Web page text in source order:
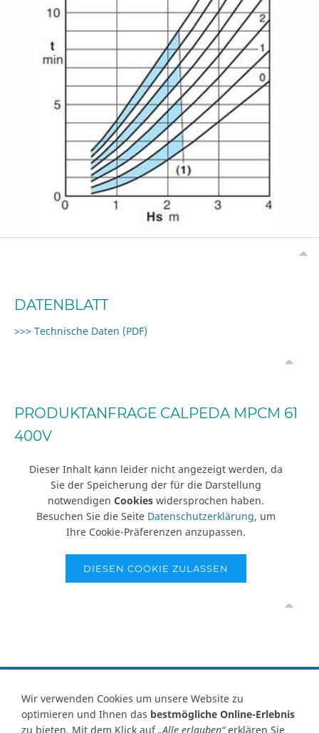
DATENBLATT
>>> Technische Daten (PDF)
PRODUKTANFRAGE CALPEDA MPCM 61
400V
Dieser Inhalt kann leider nicht angezeigt werden, da
Sie der Speicherung der für die Darstellung
notwendigen Cookies widersprochen haben.
Besuchen Sie die Seite Datenschutzerklärung, um
Ihre Cookie-Präferenzen anzupassen.
DIESEN COOKIE ZULASSEN
Vertrag widerrufen
Kontakt Ersatzteile-AnfrageZahlungsartenVersand
Wir verwenden Cookies um unsere Website zu
optimieren und Ihnen das bestmögliche Online-Erlebnis
zu bieten. Mit dem Klick auf„Alle erlauben“erklären Sie